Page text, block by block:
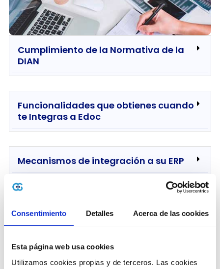
Consentimiento Detalles Acerca de las cookies
Esta página web usa cookies
Utilizamos cookies propias y de terceros. Las cookies
Cumplimiento de la Normativa de la
DIAN
Funcionalidades que obtienes cuando
te Integras a Edoc
Mecanismos de integración a su ERP
Características de
Recepción de documentos
electrónicos